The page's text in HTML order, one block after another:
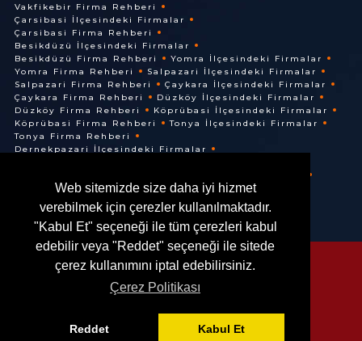
Web sitemizde size daha iyi hizmet
verebilmek için çerezler kullanılmaktadır.
"Kabul Et" seçeneği ile tüm çerezleri kabul
edebilir veya "Reddet" seçeneği ile sitede
çerez kullanımını iptal edebilirsiniz.
Çerez Politikası
Reddet Kabul Et
Vakfikebir Firma Rehberi
Çarsibasi İlçesindeki Firmalar
Çarsibasi Firma Rehberi
Besikdüzü İlçesindeki Firmalar
Besikdüzü Firma Rehberi
Yomra İlçesindeki Firmalar
Yomra Firma Rehberi
Salpazari İlçesindeki Firmalar
Salpazari Firma Rehberi
Çaykara İlçesindeki Firmalar
Çaykara Firma Rehberi
Düzköy İlçesindeki Firmalar
Düzköy Firma Rehberi
Köprübasi İlçesindeki Firmalar
Köprübasi Firma Rehberi
Tonya İlçesindeki Firmalar
Tonya Firma Rehberi
Dernekpazari İlçesindeki Firmalar
Of İlçesindeki Firmalar
Of Firma Rehberi
© @ 2016. Her Hakkı Saklıdır.